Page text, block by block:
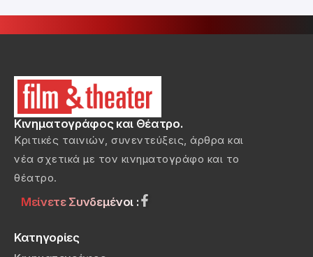
Κινηματογράφος και Θέατρο.
Κριτικές ταινιών, συνεντεύξεις, άρθρα και
νέα σχετικά με τον κινηματογράφο και το
θέατρο.
Μείνετε Συνδεμένοι :
Κατηγορίες